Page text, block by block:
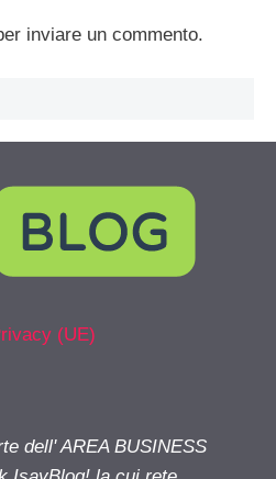
inviare un commento.
(UE)
dell' AREA BUSINESS